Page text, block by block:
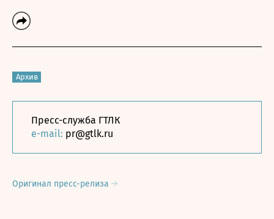
Архив
Пресс-служба ГТЛК
e-mail: pr@gtlk.ru
Оригинал пресс-релиза